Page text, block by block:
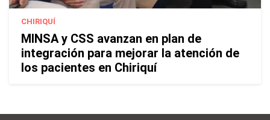
CHIRIQUÍ
MINSA y CSS avanzan en plan de
integración para mejorar la atención de
los pacientes en Chiriquí